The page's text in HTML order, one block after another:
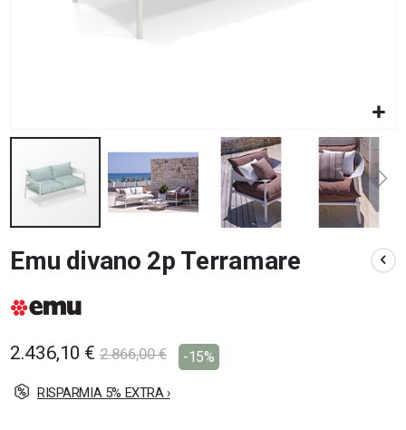
all'inizio
della
di
Emu divano 2p Terramare
2.436,10 € 2.866,00 € -15%
RISPARMIA 5% EXTRA ›